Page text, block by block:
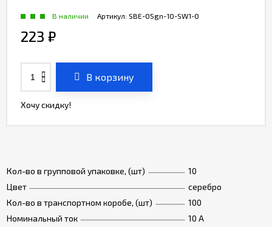
Кол-во в групповой упаковке, (шт)
10
Цвет
серебро
Кол-во в транспортном коробе, (шт)
100
Номинальный ток
10 A
Артикул: SBE-05gn-10-SW1-0
В наличии
223 ₽
В корзину
Хочу скидку!